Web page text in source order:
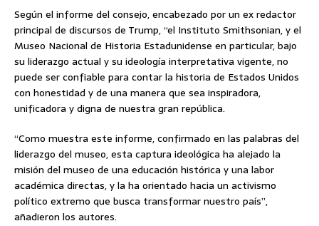
Según el informe del consejo, encabezado por un ex redactor
principal de discursos de Trump, “el Instituto Smithsonian, y el
Museo Nacional de Historia Estadunidense en particular, bajo
su liderazgo actual y su ideología interpretativa vigente, no
puede ser confiable para contar la historia de Estados Unidos
con honestidad y de una manera que sea inspiradora,
unificadora y digna de nuestra gran república.
“Como muestra este informe, confirmado en las palabras del
liderazgo del museo, esta captura ideológica ha alejado la
misión del museo de una educación histórica y una labor
académica directas, y la ha orientado hacia un activismo
político extremo que busca transformar nuestro país”,
añadieron los autores.